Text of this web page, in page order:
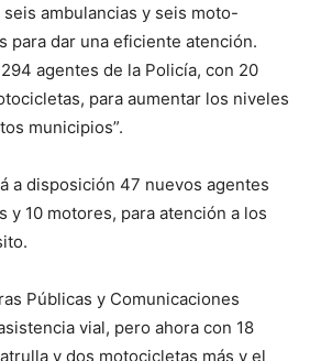
seis ambulancias y seis moto-
para dar una eficiente atención.
agentes de la Policía, con 20
para aumentar los niveles
municipios”.
a disposición 47 nuevos agentes
y 10 motores, para atención a los
Públicas y Comunicaciones
vial, pero ahora con 18
y dos motocicletas más y el